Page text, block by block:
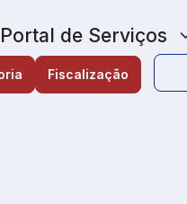
Portal de Serviços
Fiscalização